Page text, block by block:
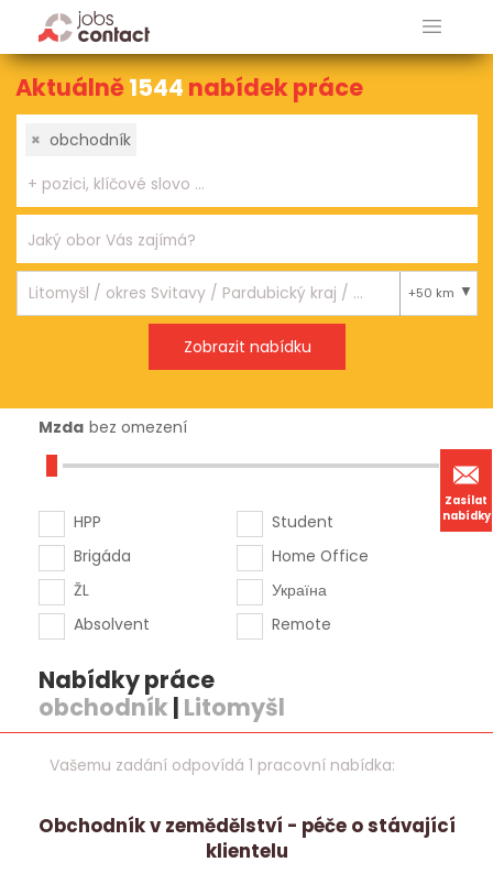
Zasílat
nabídky
Aktuálně1544 nabídek práce
× obchodník
+50 km
Mzda bez omezení
HPP
Brigáda
ŽL
Absolvent
Student
Home Office
Україна
Remote
Nabídky práce
obchodník | Litomyšl
Vašemu zadání odpovídá 1 pracovní nabídka:
Obchodník v zemědělství - péče o stávající
klientelu